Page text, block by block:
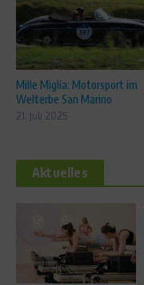
Mille Miglia: Motorsport im
Welterbe San Marino
21. Juli 2025
Aktuelles